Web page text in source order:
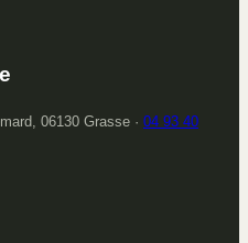
06130 Grasse · 04 93 40